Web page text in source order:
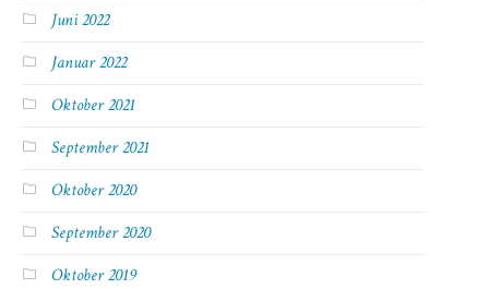
Juni 2022
Januar 2022
Oktober 2021
September 2021
Oktober 2020
September 2020
Oktober 2019